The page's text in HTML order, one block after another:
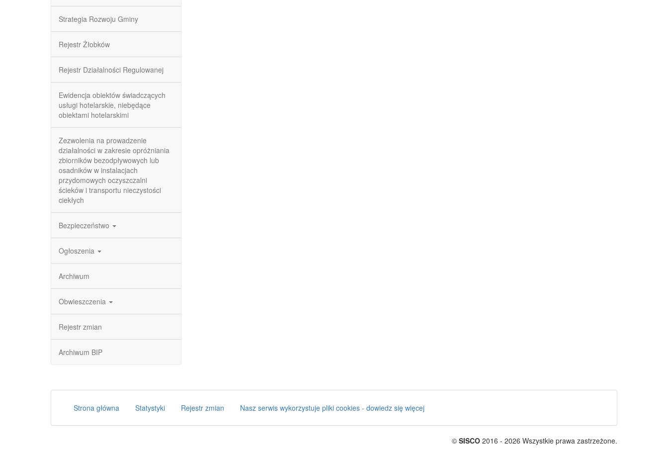
Strategia Rozwoju Gminy
Rejestr Żłobków
Rejestr Działalności Regulowanej
Ewidencja obiektów świadczących
usługi hotelarskie, niebędące
obiektami hotelarskimi
Zezwolenia na prowadzenie
działalności w zakresie opróżniania
zbiorników bezodpływowych lub
osadników w instalacjach
przydomowych oczyszczalni
ścieków i transportu nieczystości
ciekłych
Bezpieczeństwo
Ogłoszenia
Archiwum
Obwieszczenia
Rejestr zmian
Archiwum BIP
Strona główna Statystyki Rejestr zmian Nasz serwis wykorzystuje pliki cookies - dowiedz się więcej
© SISCO 2016 - 2026 Wszystkie prawa zastrzeżone.